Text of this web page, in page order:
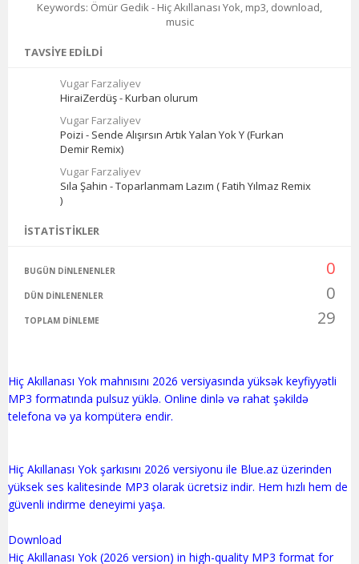
Keywords: Ömür Gedik - Hiç Akıllanası Yok, mp3, download,
music
TAVSIYE EDILDI
Vugar Farzaliyev
HiraiZerdüş - Kurban olurum
Vugar Farzaliyev
Poizi - Sende Alışırsın Artık Yalan Yok Y (Furkan
Demir Remix)
Vugar Farzaliyev
Sıla Şahin - Toparlanmam Lazım ( Fatih Yılmaz Remix
)
İSTATISTIKLER
BUGÜN DINLENENLER 0
DÜN DINLENENLER 0
TOPLAM DINLEME 29
Hiç Akıllanası Yok mahnısını 2026 versiyasında yüksək keyfiyyətli
MP3 formatında pulsuz yüklə. Online dinlə və rahat şəkildə
telefona və ya kompüterə endir.
Hiç Akıllanası Yok şarkısını 2026 versiyonu ile Blue.az üzerinden
yüksek ses kalitesinde MP3 olarak ücretsiz indir. Hem hızlı hem de
güvenli indirme deneyimi yaşa.
Download
Hiç Akıllanası Yok (2026 version) in high-quality MP3 format for